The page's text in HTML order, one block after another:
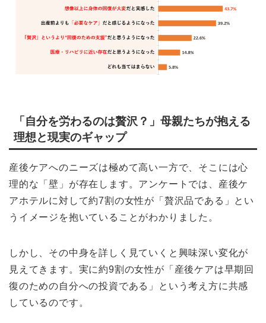
「自分を労わるのは贅沢？」母親たちが抱える
理想と現実のギャップ
産後ケアへのニーズは極めて高い一方で、そこには心
理的な「壁」が存在します。アンケートでは、産後ケ
アホテルに対して約7割の女性が「贅沢品である」とい
うイメージを抱いていることがわかりました。
しかし、その中身を詳しく見ていくと興味深い変化が
見えてきます。実に約9割の女性が「産後ケアは早期回
復のための自分への投資である」という考え方に共感
しているのです。